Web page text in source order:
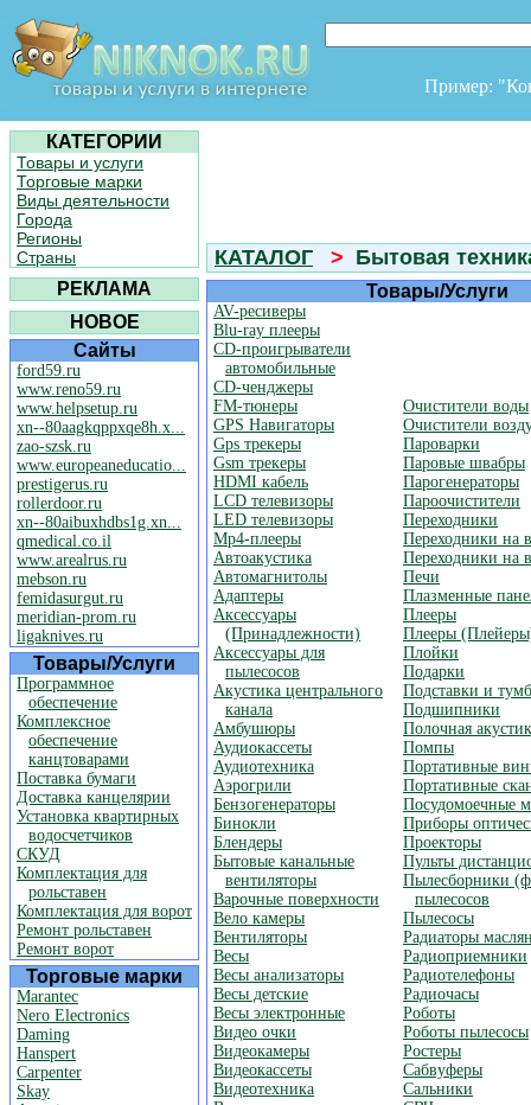
Пример:
КАТЕГОРИИ
Товары и услуги
Торговые марки
Виды деятельности
Города
Регионы
Страны
РЕКЛАМА
НОВОЕ
Сайты
ford59.ru
www.reno59.ru
www.helpsetup.ru
xn--80aagkqppxqe8h.x...
zao-szsk.ru
www.europeaneducatio...
prestigerus.ru
rollerdoor.ru
xn--80aibuxhdbs1g.xn...
qmedical.co.il
www.arealrus.ru
mebson.ru
femidasurgut.ru
meridian-prom.ru
ligaknives.ru
Товары/Услуги
Программное
обеспечение
Комплексное
обеспечение
канцтоварами
Поставка бумаги
Доставка канцелярии
Установка квартирных
водосчетчиков
СКУД
Комплектация для
рольставен
Комплектация для ворот
Ремонт рольставен
Ремонт ворот
Торговые марки
Marantec
Nero Electronics
Daming
Hanspert
Carpenter
Skay
КАТАЛОГ > Бытовая
Товары/Услуги
AV-ресиверы
Blu-ray плееры
CD-проигрыватели
автомобильные
CD-ченджеры
FM-тюнеры
GPS Навигаторы
Gps трекеры
Gsm трекеры
HDMI кабель
LCD телевизоры
LED телевизоры
Mp4-плееры
Автоакустика
Автомагнитолы
Адаптеры
Аксессуары
(Принадлежности)
Аксессуары для
пылесосов
Акустика центрального
канала
Амбушюры
Аудиокассеты
Аудиотехника
Аэрогрили
Бензогенераторы
Бинокли
Блендеры
Бытовые канальные
вентиляторы
Варочные поверхности
Вело камеры
Вентиляторы
Весы
Весы анализаторы
Весы детские
Весы электронные
Видео очки
Видеокамеры
Видеокассеты
Видеотехника
Очистители воды
Очистители
Пароварки
Паровые швабры
Парогенераторы
Пароочистители
Переходники
Переходники на
Переходники на
Печи
Плазменные
Плееры
Плееры
Плойки
Подарки
Подставки и
Подшипники
Полочная
Помпы
Портативные
Портативные
Посудомоечные
Приборы
Проекторы
Пульты
Пылесборники
пылесосов
Пылесосы
Радиаторы
Радиоприемники
Радиотелефоны
Радиочасы
Роботы
Роботы пылесосы
Ростеры
Сабвуферы
Сальники